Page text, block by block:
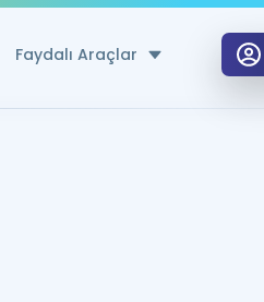
Faydalı Araçlar